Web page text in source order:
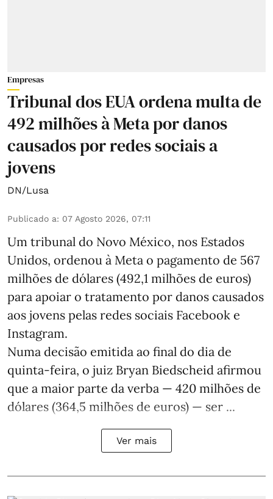
Empresas
Tribunal dos EUA ordena multa de
492 milhões à Meta por danos
causados por redes sociais a
jovens
DN/Lusa
Publicado a: 07 Agosto 2026, 07:11
Um tribunal do Novo México, nos Estados
Unidos, ordenou à Meta o pagamento de 567
milhões de dólares (492,1 milhões de euros)
para apoiar o tratamento por danos causados
aos jovens pelas redes sociais Facebook e
Instagram.
Numa decisão emitida ao final do dia de
quinta-feira, o juiz Bryan Biedscheid afirmou
que a maior parte da verba — 420 milhões de
dólares (364,5 milhões de euros) — ser ...
Ver mais